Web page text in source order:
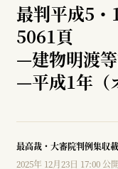
最判平成5
5061頁
—建物明渡
—平成1年（
最高裁・大審院判例集収載
2025年 12月23日 17:00 公開